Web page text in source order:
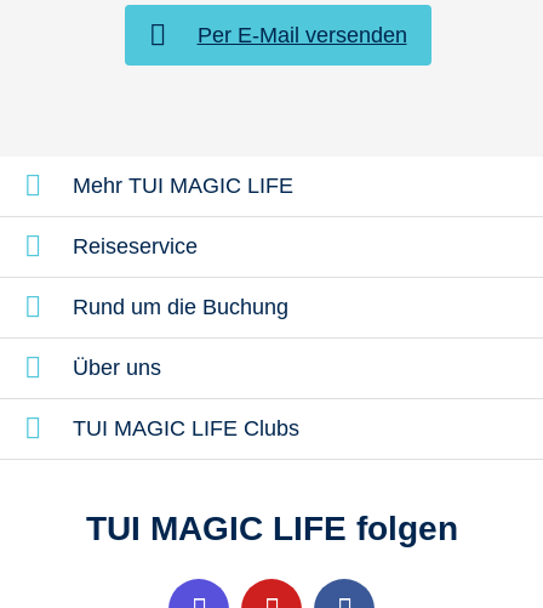
Per E-Mail versenden
Mehr TUI MAGIC LIFE
Reiseservice
Rund um die Buchung
Über uns
TUI MAGIC LIFE Clubs
TUI MAGIC LIFE folgen